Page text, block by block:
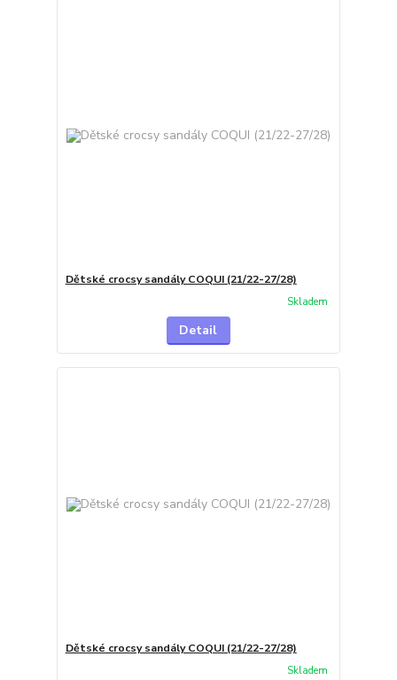
Dětské crocsy sandály COQUI (21/22-27/28)
Skladem
Detail
Dětské crocsy sandály COQUI (21/22-27/28)
Skladem